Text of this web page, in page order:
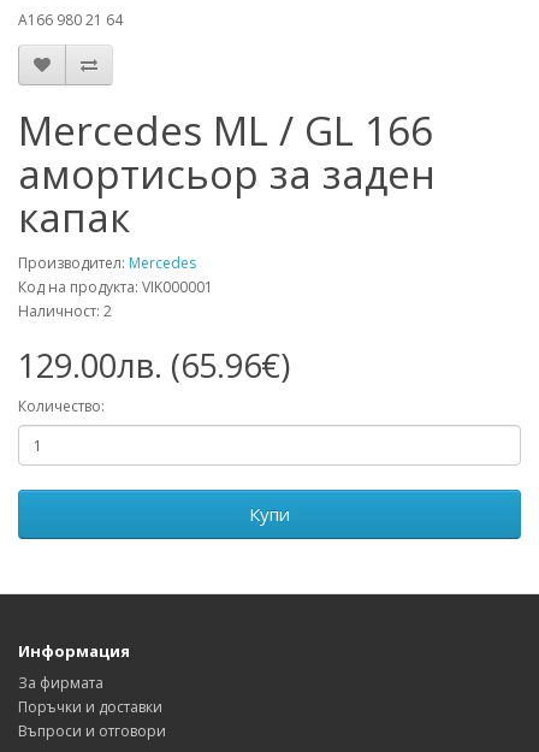
A166 980 21 64
Mercedes ML / GL 166
амортисьор за заден
капак
Производител: Mercedes
Код на продукта: VIK000001
Наличност: 2
129.00лв. (65.96€)
Количество:
Купи
Информация
За фирмата
Поръчки и доставки
Въпроси и отговори